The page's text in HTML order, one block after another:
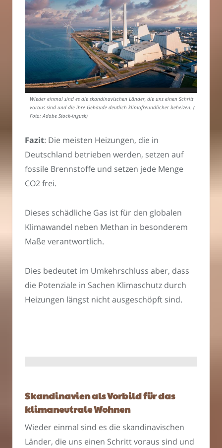
Wieder einmal sind es die skandinavischen Länder, die uns einen Schritt
voraus sind und die ihre Gebäude deutlich klimafreundlicher beheizen. (
Foto: Adobe Stock-ingusk)
Fazit: Die meisten Heizungen, die in
Deutschland betrieben werden, setzen auf
fossile Brennstoffe und setzen jede Menge
CO2 frei.
Dieses schädliche Gas ist für den globalen
Klimawandel neben Methan in besonderem
Maße verantwortlich.
Dies bedeutet im Umkehrschluss aber, dass
die Potenziale in Sachen Klimaschutz durch
Heizungen längst nicht ausgeschöpft sind.
Skandinavien als Vorbild für das
klimaneutrale Wohnen
Wieder einmal sind es die skandinavischen
Länder, die uns einen Schritt voraus sind und